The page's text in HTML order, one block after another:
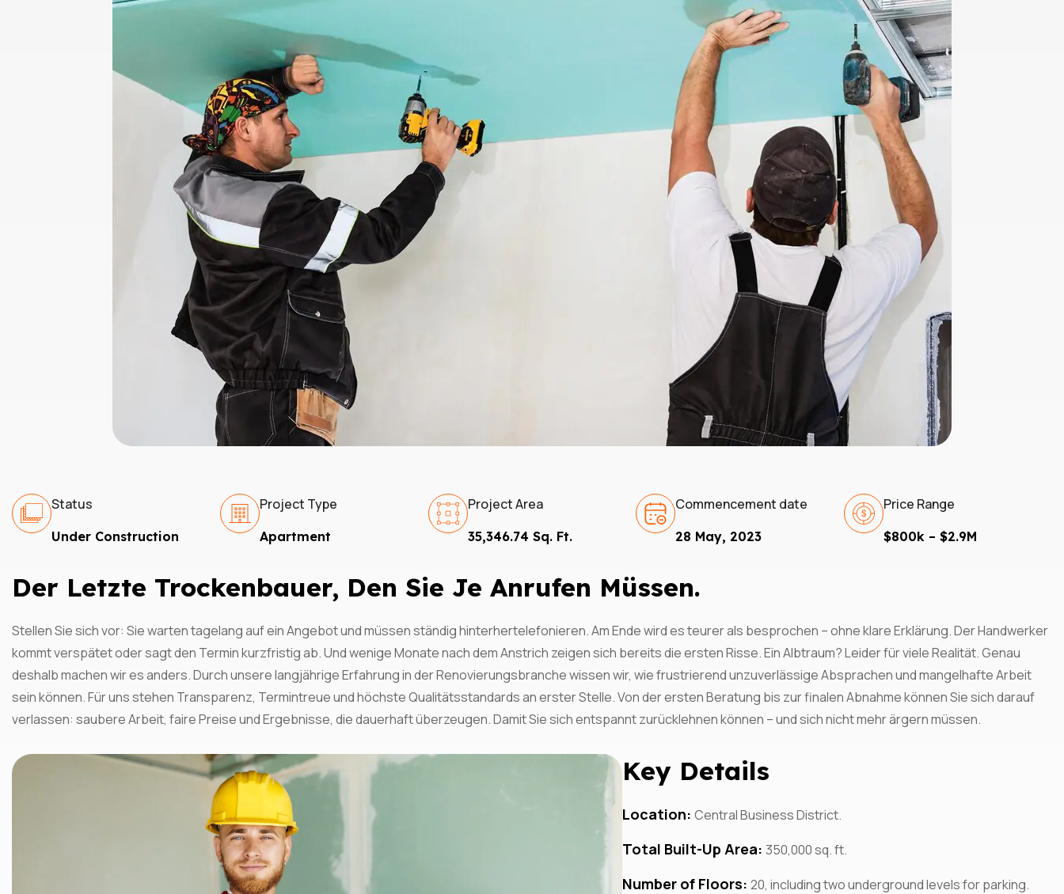
Status
Under Construction
Project Type
Apartment
Project Area
35,346.74 Sq. Ft.
Commencement date
28 May, 2023
Price Range
$800k – $2.9M
Der Letzte Trockenbauer, Den Sie Je Anrufen Müssen.
Stellen Sie sich vor: Sie warten tagelang auf ein Angebot und müssen ständig hinterhertelefonieren. Am Ende wird es teurer als besprochen – ohne klare Erklärung. Der Handwerker
kommt verspätet oder sagt den Termin kurzfristig ab. Und wenige Monate nach dem Anstrich zeigen sich bereits die ersten Risse. Ein Albtraum? Leider für viele Realität. Genau
deshalb machen wir es anders. Durch unsere langjährige Erfahrung in der Renovierungsbranche wissen wir, wie frustrierend unzuverlässige Absprachen und mangelhafte Arbeit
sein können. Für uns stehen Transparenz, Termintreue und höchste Qualitätsstandards an erster Stelle. Von der ersten Beratung bis zur finalen Abnahme können Sie sich darauf
verlassen: saubere Arbeit, faire Preise und Ergebnisse, die dauerhaft überzeugen. Damit Sie sich entspannt zurücklehnen können – und sich nicht mehr ärgern müssen.
Key Details
Location: Central Business District.
Total Built-Up Area: 350,000 sq. ft.
Number of Floors: 20, including two underground levels for parking.
Subscribe To
The Updates!
I agree to thePrivacy Policy
Subscribe